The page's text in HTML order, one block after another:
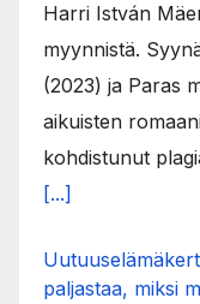
Harri István
myynnistä.
(2023) ja Paras
aikuisten
kohdistunut
[...]
paljastaa, miksi